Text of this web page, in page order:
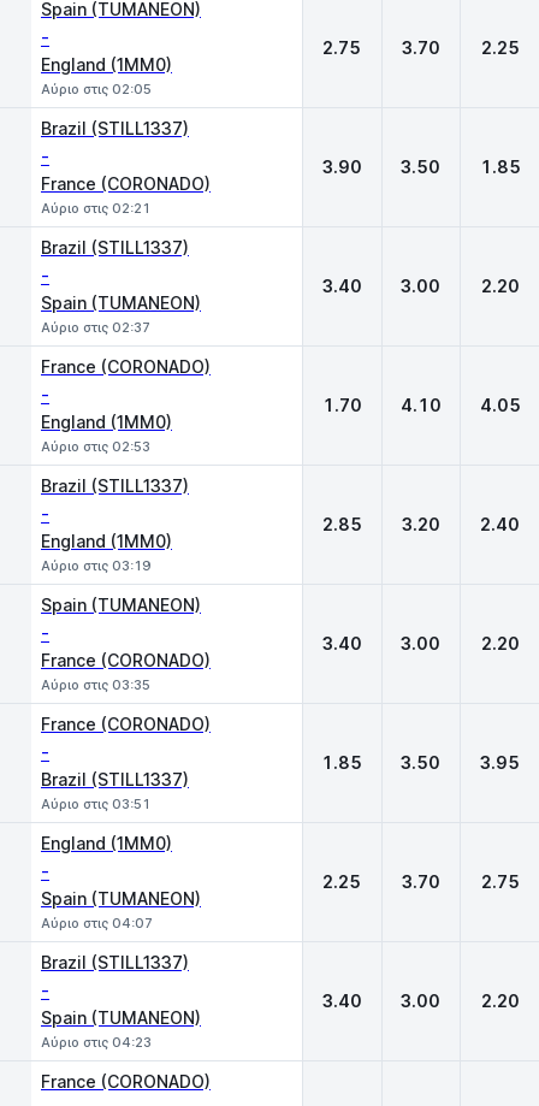
Spain (TUMANEON)
-
England (1MM0)
Αύριο στις 02:05
2.75 3.70 2.25
Brazil (STILL1337)
-
France (CORONADO)
Αύριο στις 02:21
3.90 3.50 1.85
Brazil (STILL1337)
-
Spain (TUMANEON)
Αύριο στις 02:37
3.40 3.00 2.20
France (CORONADO)
-
England (1MM0)
Αύριο στις 02:53
1.70 4.10 4.05
Brazil (STILL1337)
-
England (1MM0)
Αύριο στις 03:19
2.85 3.20 2.40
Spain (TUMANEON)
-
France (CORONADO)
Αύριο στις 03:35
3.40 3.00 2.20
France (CORONADO)
-
Brazil (STILL1337)
Αύριο στις 03:51
1.85 3.50 3.95
England (1MM0)
-
Spain (TUMANEON)
Αύριο στις 04:07
2.25 3.70 2.75
Brazil (STILL1337)
-
Spain (TUMANEON)
Αύριο στις 04:23
3.40 3.00 2.20
France (CORONADO)